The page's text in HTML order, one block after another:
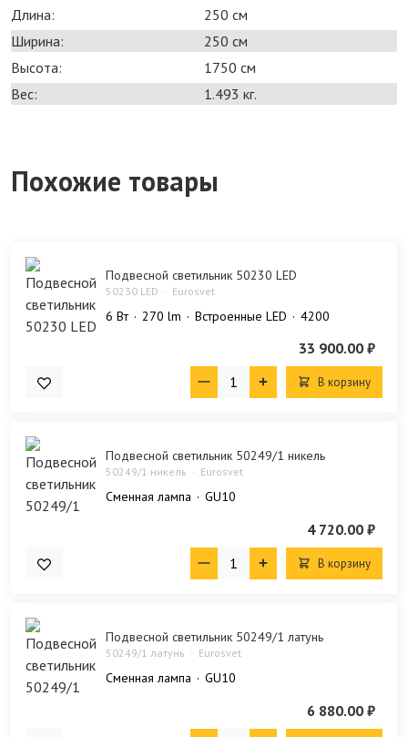
Длина:
250 см
Ширина:
250 см
Высота:
1750 см
Вес:
1.493 кг.
Похожие товары
Подвесной светильник 50230 LED
50230 LED Eurosvet
6 Bт 270 lm Встроенные LED 4200
33 900.00 ₽
В корзину
Подвесной светильник 50249/1 никель
50249/1 никель Eurosvet
Сменная лампа GU10
4 720.00 ₽
В корзину
Подвесной светильник 50249/1 латунь
50249/1 латунь Eurosvet
Сменная лампа GU10
6 880.00 ₽